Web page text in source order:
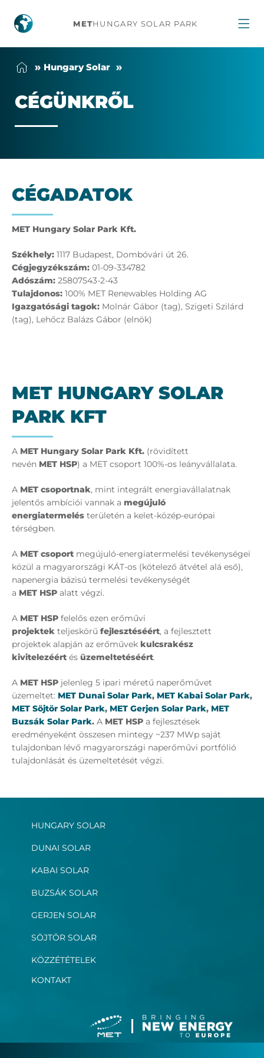
Cégünkről
METHUNGARY SOLAR PARK
Hun­gary So­lar
CÉ­GÜNK­RŐL
CÉ­G­ADA­TOK
MET Hungary Solar Park Kft.
Székhely: 1117 Budapest, Dombóvári út 26.
Cégjegyzékszám: 01-09-334782
Adószám: 25807543-2-43
Tulajdonos: 100% MET Renewables Holding AG
Igazgatósági tagok: Molnár Gábor (tag), Szigeti Szilárd
(tag), Lehőcz Balázs Gábor (elnök)
MET HUN­GARY SO­LAR
PARK KFT
A MET Hungary Solar Park Kft. (rövidített
nevén MET HSP) a MET csoport 100%-os leányvállalata.
A MET csoportnak, mint integrált energiavállalatnak
jelentős ambíciói vannak a megújuló
energiatermelés területén a kelet-közép-európai
térségben.
A MET csoport megújuló-energiatermelési tevékenységei
közül a magyarországi KÁT-os (kötelező átvétel alá eső),
napenergia bázisú termelési tevékenységét
a MET HSP alatt végzi.
A MET HSP felelős ezen erőművi
projektek teljeskörű fejlesztéséért, a fejlesztett
projektek alapján az erőművek kulcsrakész
kivitelezéért és üzemeltetéséért.
A MET HSP jelenleg 5 ipari méretű naperőművet
üzemeltet: MET Dunai Solar Park, MET Kabai Solar Park,
MET Söjtör Solar Park, MET Gerjen Solar Park, MET
Buzsák Solar Park. A MET HSP a fejlesztések
eredményeként összesen mintegy ~237 MWp saját
tulajdonban lévő magyarországi naperőművi portfólió
tulajdonlását és üzemeltetését végzi.
HUNGARY SOLAR
DUNAI SOLAR
KABAI SOLAR
BUZSÁK SOLAR
GERJEN SOLAR
SÖJTÖR SOLAR
KÖZZÉTÉTELEK
KONTAKT